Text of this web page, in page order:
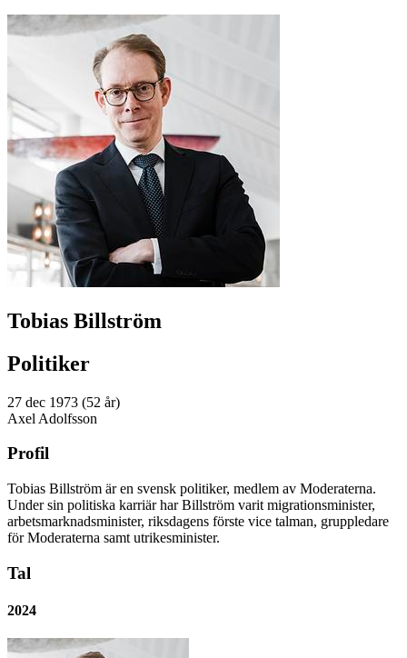
Tobias Billström
Politiker
27 dec 1973 (52 år)
Axel Adolfsson
Profil
Tobias Billström är en svensk politiker, medlem av Moderaterna.
Under sin politiska karriär har Billström varit migrationsminister,
arbetsmarknadsminister, riksdagens förste vice talman, gruppledare
för Moderaterna samt utrikesminister.
Tal
2024